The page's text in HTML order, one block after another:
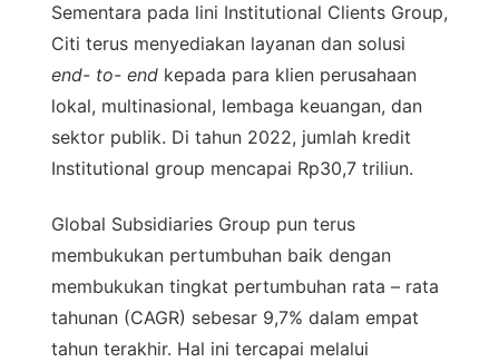
Sementara pada lini Institutional Clients Group,
Citi terus menyediakan layanan dan solusi
end- to- end kepada para klien perusahaan
lokal, multinasional, lembaga keuangan, dan
sektor publik. Di tahun 2022, jumlah kredit
Institutional group mencapai Rp30,7 triliun.
Global Subsidiaries Group pun terus
membukukan pertumbuhan baik dengan
membukukan tingkat pertumbuhan rata – rata
tahunan (CAGR) sebesar 9,7% dalam empat
tahun terakhir. Hal ini tercapai melalui